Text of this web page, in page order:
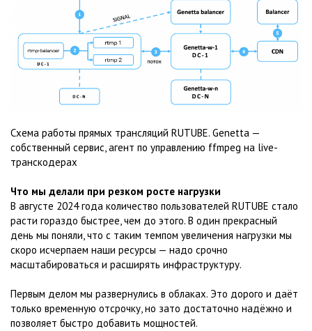
Схема работы прямых трансляций RUTUBE. Genetta —
собственный сервис, агент по управлению ffmpeg на live-
транскодерах
Что мы делали при резком росте нагрузки
В августе 2024 года количество пользователей RUTUBE стало
расти гораздо быстрее, чем до этого. В один прекрасный
день мы поняли, что с таким темпом увеличения нагрузки мы
скоро исчерпаем наши ресурсы — надо срочно
масштабироваться и расширять инфраструктуру.
Первым делом мы развернулись в облаках. Это дорого и даёт
только временную отсрочку, но зато достаточно надёжно и
позволяет быстро добавить мощностей.